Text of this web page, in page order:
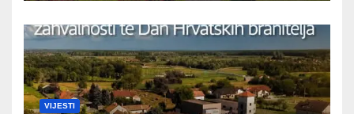
VIJESTI